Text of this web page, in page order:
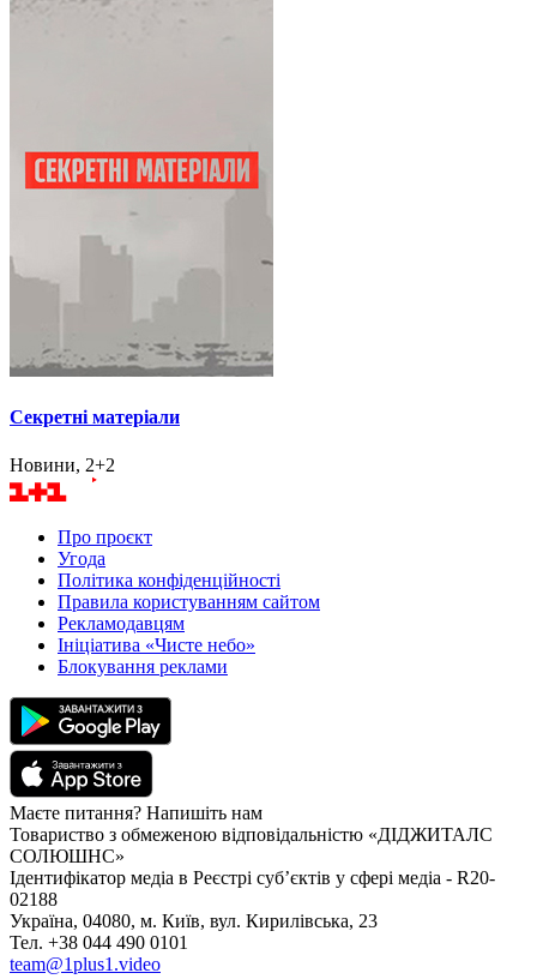
Секретні матеріали
Новини, 2+2
Про проєкт
Угода
Політика конфіденційності
Правила користуванням сайтом
Рекламодавцям
Ініціатива «Чисте небо»
Блокування реклами
Маєте питання? Напишіть нам
Товариство з обмеженою відповідальністю «ДІДЖИТАЛС
СОЛЮШНС»
Ідентифікатор медіа в Реєстрі суб’єктів у сфері медіа - R20-
02188
Україна, 04080, м. Київ, вул. Кирилівська, 23
Тел. +38 044 490 0101
team@1plus1.video